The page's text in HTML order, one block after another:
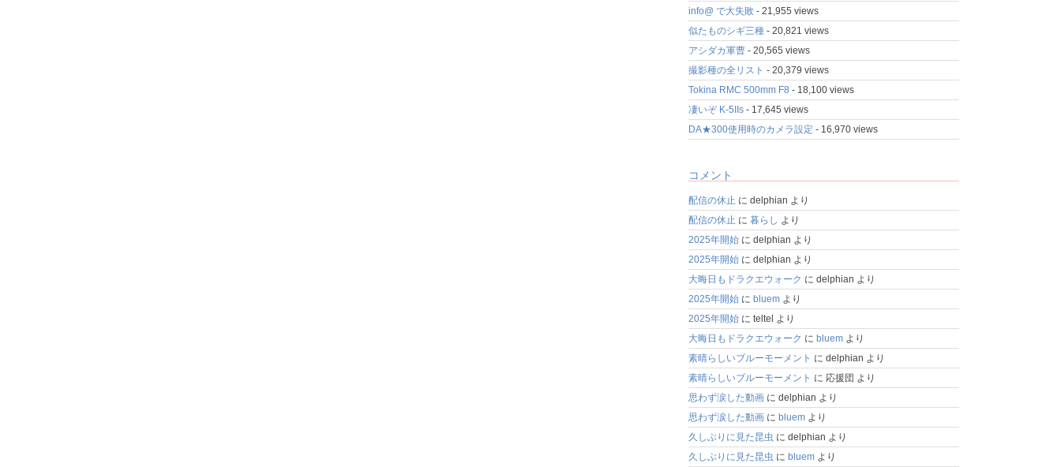
info@ で大失敗- 21,955 views
似たものシギ三種- 20,821 views
アシダカ軍曹- 20,565 views
撮影種の全リスト - 20,379 views
Tokina RMC 500mm F8 - 18,100 views
凄いぞ K-5IIs- 17,645 views
DA★300使用時のカメラ設定 - 16,970 views
コメント
配信の休止 に delphian より
配信の休止 に 暮らし より
2025年開始に delphian より
2025年開始に delphian より
大晦日もドラクエウォーク に delphian より
2025年開始に bluemより
2025年開始に teltel より
大晦日もドラクエウォーク に bluemより
素晴らしいブルーモーメント に delphian より
素晴らしいブルーモーメント に 応援団 より
思わず涙した動画に delphian より
思わず涙した動画に bluemより
久しぶりに見た昆虫 に delphian より
久しぶりに見た昆虫 に bluemより